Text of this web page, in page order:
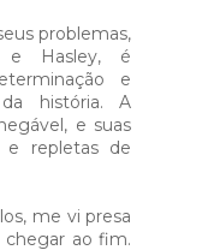
problemas,
e Hasley, é
e
história. A
e suas
e repletas de
me vi presa
ao fim.